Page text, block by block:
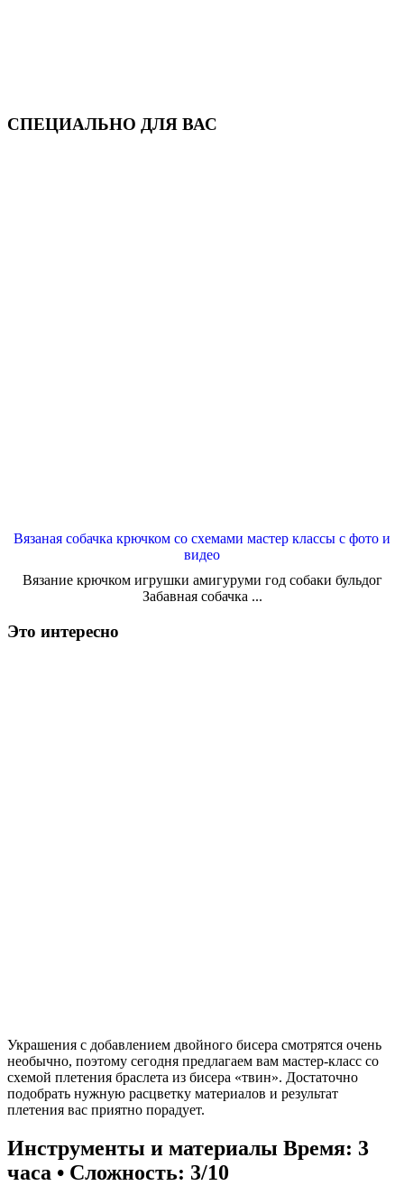
СПЕЦИАЛЬНО ДЛЯ ВАС
Вязаная собачка крючком со схемами мастер классы с фото и
видео
Вязание крючком игрушки амигуруми год собаки бульдог
Забавная собачка ...
Это интересно
Украшения с добавлением двойного бисера смотрятся очень
необычно, поэтому сегодня предлагаем вам мастер-класс со
схемой плетения браслета из бисера «твин». Достаточно
подобрать нужную расцветку материалов и результат
плетения вас приятно порадует.
Инструменты и материалы Время: 3
часа • Сложность: 3/10